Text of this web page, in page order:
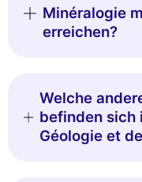
Minéralogie
erreichen?
Welche
befinden sich
Géologie et